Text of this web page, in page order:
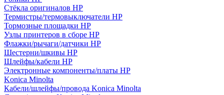
Стёкла оригиналов HP
Термистры/термовыключатели HP
Тормозные площадки HP
Узлы принтеров в сборе HP
Флажки/рычаги/датчики HP
Шестерни/шкивы HP
Шлейфы/кабели HP
Электронные компоненты/платы HP
Konica Minolta
Кабели/шлейфы/провода Konica Minolta